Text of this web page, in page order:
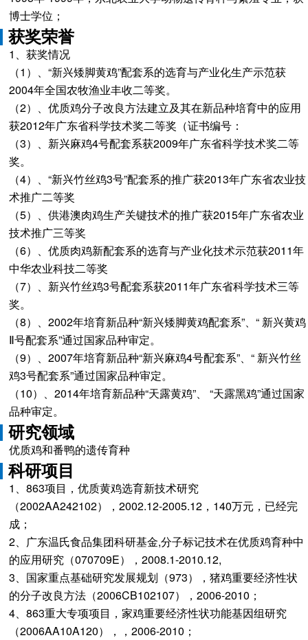
博士学位；
获奖荣誉
1、获奖情况
（1）、“新兴矮脚黄鸡”配套系的选育与产业化生产示范获
2004年全国农牧渔业丰收二等奖。
（2）、优质鸡分子改良方法建立及其在新品种培育中的应用
获2012年广东省科学技术奖二等奖（证书编号：
（3）、新兴麻鸡4号配套系获2009年广东省科学技术奖二等
奖。
（4）、“新兴竹丝鸡3号”配套系的推广获2013年广东省农业技
术推广二等奖
（5）、供港澳肉鸡生产关键技术的推广获2015年广东省农业
技术推广三等奖
（6）、优质肉鸡新配套系的选育与产业化技术示范获2011年
中华农业科技二等奖
（7）、新兴竹丝鸡3号配套系获2011年广东省科学技术三等
奖。
（8）、2002年培育新品种“新兴矮脚黄鸡配套系”、“ 新兴黄鸡
Ⅱ号配套系”通过国家品种审定。
（9）、2007年培育新品种“新兴麻鸡4号配套系”、“ 新兴竹丝
鸡3号配套系”通过国家品种审定。
（10）、2014年培育新品种“天露黄鸡”、 “天露黑鸡”通过国家
品种审定。
研究领域
优质鸡和番鸭的遗传育种
科研项目
1、863项目，优质黄鸡选育新技术研究
（2002AA242102），2002.12-2005.12，140万元，已经完
成；
2、广东温氏食品集团科研基金,分子标记技术在优质鸡育种中
的应用研究（070709E），2008.1-2010.12,
3、国家重点基础研究发展规划（973），猪鸡重要经济性状
的分子改良方法（2006CB102107），2006-2010；
4、863重大专项项目，家鸡重要经济性状功能基因组研究
（2006AA10A120），，2006-2010；